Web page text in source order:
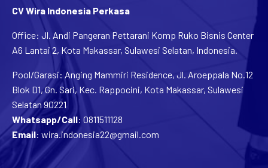
CV Wira Indonesia Perkasa
Office: Jl. Andi Pangeran Pettarani Komp Ruko Bisnis Center
A6 Lantai 2, Kota Makassar, Sulawesi Selatan, Indonesia.
Pool/Garasi: Anging Mammiri Residence, Jl. Aroeppala No.12
Blok D1, Gn. Sari, Kec. Rappocini, Kota Makassar, Sulawesi
Selatan 90221
Whatsapp/Call 0811511128
Email
wira.indonesia22@gmail.com